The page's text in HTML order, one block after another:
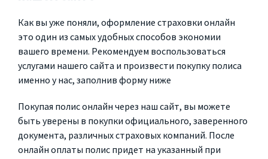
Как вы уже поняли, оформление страховки онлайн
это один из самых удобных способов экономии
вашего времени. Рекомендуем воспользоваться
услугами нашего сайта и произвести покупку полиса
именно у нас, заполнив форму ниже
Покупая полис онлайн через наш сайт, вы можете
быть уверены в покупки официального, заверенного
документа, различных страховых компаний. После
онлайн оплаты полис придет на указанный при